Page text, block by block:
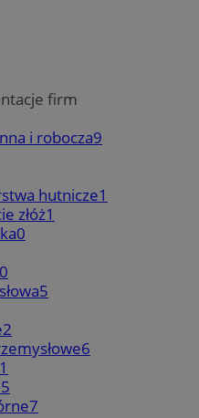
firm
i robocza9
hutnicze1
złóż1
0
0
5
2
6
5
7